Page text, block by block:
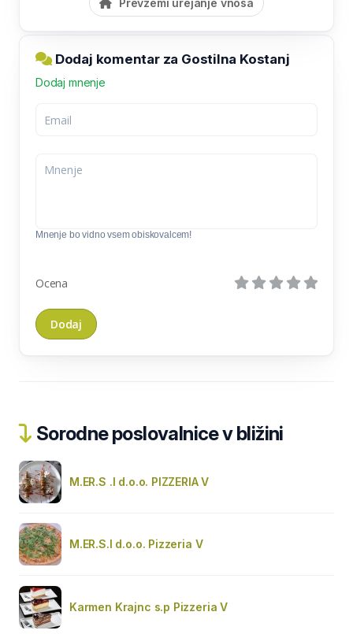
Prevzemi urejanje vnosa
Dodaj komentar za Gostilna Kostanj
Dodaj mnenje
Mnenje bo vidno vsem obiskovalcem!
Ocena
Sorodne poslovalnice v bližini
M.ER.S .I d.o.o. PIZZERIA V
M.ER.S.I d.o.o. Pizzeria V
Karmen Krajnc s.p Pizzeria V